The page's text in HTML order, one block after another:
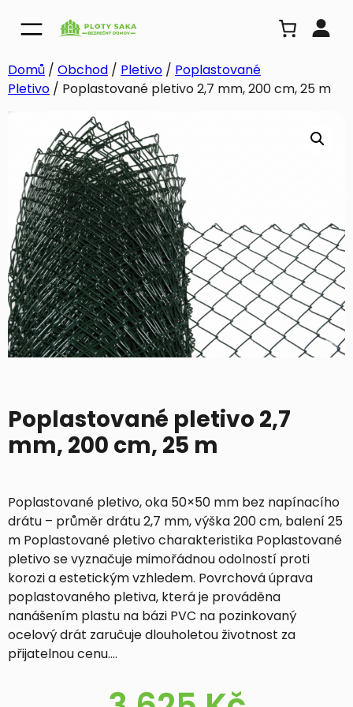
Domů / Obchod / Pletivo / Poplastované
Pletivo / Poplastované pletivo 2,7 mm, 200 cm, 25 m
Poplastované pletivo 2,7
mm, 200 cm, 25 m
Poplastované pletivo, oka 50×50 mm bez napínacího
drátu – průměr drátu 2,7 mm, výška 200 cm, balení 25
m Poplastované pletivo charakteristika Poplastované
pletivo se vyznačuje mimořádnou odolností proti
korozi a estetickým vzhledem. Povrchová úprava
poplastovaného pletiva, která je prováděna
nanášením plastu na bázi PVC na pozinkovaný
ocelový drát zaručuje dlouholetou životnost za
přijatelnou cenu.…